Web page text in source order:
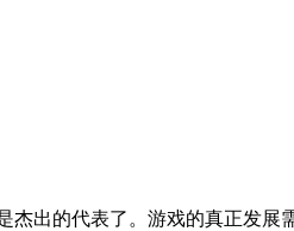
杰出的代表了。游戏的真正发展